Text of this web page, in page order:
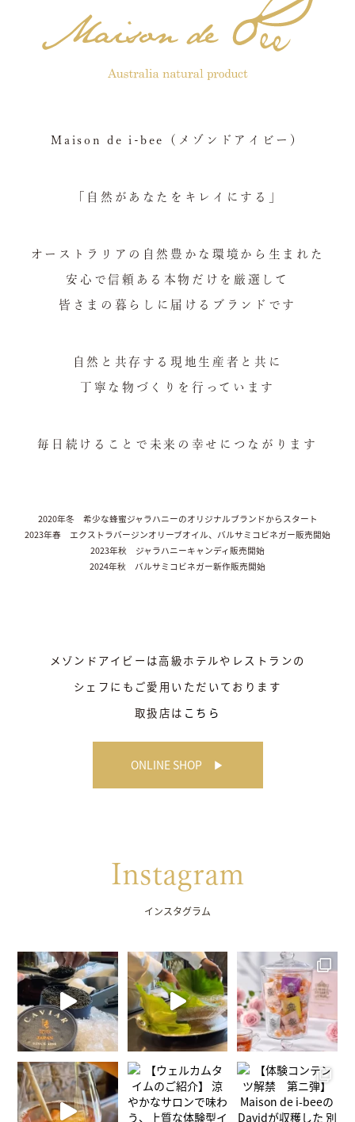
Maison de i-bee（メゾンドアイビー）
「自然があなたをキレイにする」
オーストラリアの自然豊かな環境から生まれた
安心で信頼ある本物だけを厳選して
皆さまの暮らしに届けるブランドです
自然と共存する現地生産者と共に
丁寧な物づくりを行っています
毎日続けることで未来の幸せにつながります
2020年冬 希少な蜂蜜ジャラハニーのオリジナルブランドからスタート
2023年春 エクストラバージンオリーブオイル、バルサミコビネガー販売開始
2023年秋 ジャラハニーキャンディ販売開始
2024年秋 バルサミコビネガー新作販売開始
メゾンドアイビーは高級ホテルやレストランの
シェフにもご愛用いただいております
取扱店は こちら
ONLINE SHOP
Instagram
インスタグラム